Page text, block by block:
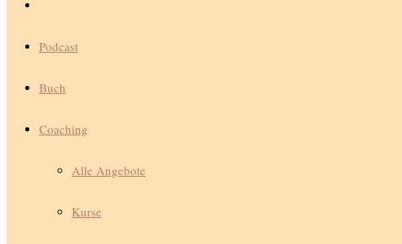
Podcast
Buch
Coaching
Alle Angebote
Kurse